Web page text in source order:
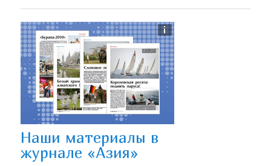
Наши материалы в
журнале «Азия»